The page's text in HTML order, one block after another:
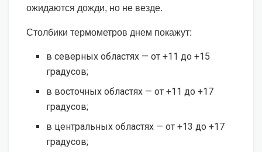
ожидаются дожди, но не везде.
Столбики термометров днем покажут:
в северных областях — от +11 до +15
градусов;
в восточных областях — от +11 до +17
градусов;
в центральных областях — от +13 до +17
градусов;